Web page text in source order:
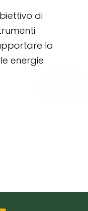
di
la
energie